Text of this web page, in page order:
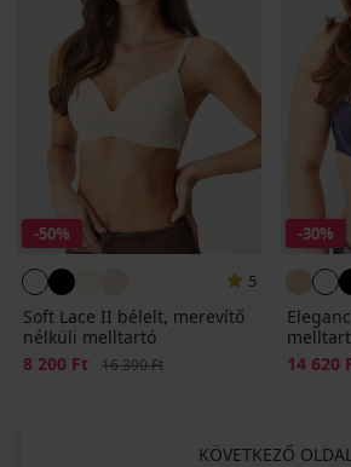
-50%
5
Soft Lace II bélelt, merevítő
nélküli melltartó
Kedvezmény
8 200 Ft Eredeti ár
16 390 Ft
-30%
14 620
KÖVETKEZŐ OLDAL